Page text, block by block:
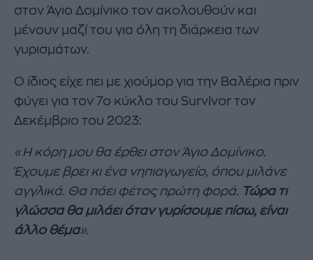
στον Άγιο Δομίνικο τον ακολουθούν και
μένουν μαζί του για όλη τη διάρκεια των
γυρισμάτων.
Ο ίδιος είχε πει με χιούμορ για την Βαλέρια πριν
φύγει για τον 7ο κύκλο του Survivor τον
Δεκέμβριο του 2023:
«Η κόρη μου θα έρθει στον Άγιο Δομίνικο.
Έχουμε βρει κι ένα νηπιαγωγείο, όπου μιλάνε
αγγλικά. Θα πάει φέτος πρώτη φορά. Τώρα τι
γλώσσα θα μιλάει όταν γυρίσουμε πίσω, είναι
άλλο θέμα».